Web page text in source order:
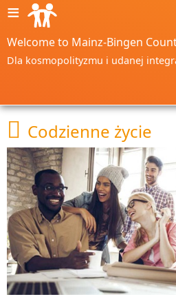
≡
Welcome to Mainz-Bingen
Dla kosmopolityzmu i udanej
 Codzienne życie